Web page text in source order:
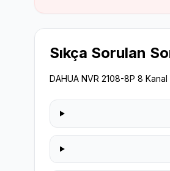
Sıkça Sorulan
DAHUA NVR 2108-8P 8 Kanal